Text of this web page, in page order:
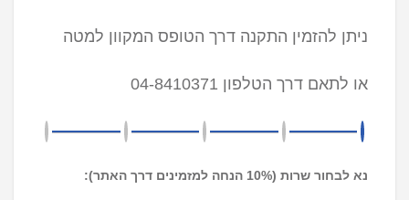
ניתן להזמין התקנה דרך הטופס המקוון למטה
או לתאם דרך הטלפון 04-8410371
נא לבחור שרות (10% הנחה למזמינים דרך האתר):